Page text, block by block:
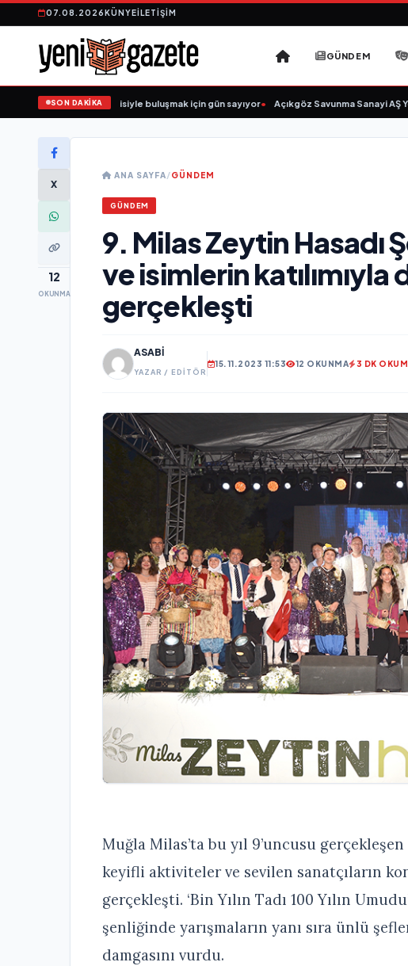
07.08.2026KÜNYEİLETIŞIM
GÜNDEM
SON DAKİKA
Şarkıcısı” seyircisiyle buluşmak için gün sayıyor• Açıkgöz Savunma Sanayi AŞ
X
12
OKUNMA
ANA SAYFA/GÜNDEM
GÜNDEM
9. Milas Zeytin Hasadı
ve isimlerin katılımıyla
gerçekleşti
ASABI
YAZAR / EDITÖR
15.11.2023 11:53 12 OKUNMA 3 DK
Muğla Milas’ta bu yıl 9’uncusu
keyifli aktiviteler ve sevilen sanatçıların
gerçekleşti. ‘Bin Yılın Tadı 100 Yılın
şenliğinde yarışmaların yanı sıra ünlü
damgasını vurdu.